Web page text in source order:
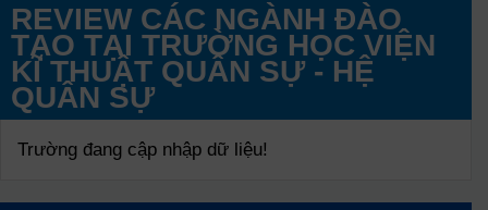
REVIEW CÁC NGÀNH ĐÀO
TẠO TẠI TRƯỜNG HỌC VIỆN
KĨ THUẬT QUÂN SỰ - HỆ
QUÂN SỰ
Trường đang cập nhập dữ liệu!